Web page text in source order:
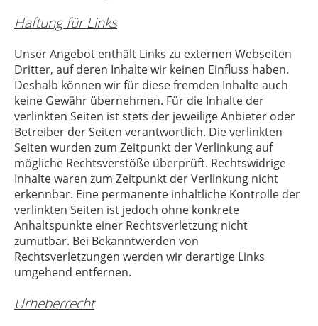
Haftung für Links
Unser Angebot enthält Links zu externen Webseiten
Dritter, auf deren Inhalte wir keinen Einfluss haben.
Deshalb können wir für diese fremden Inhalte auch
keine Gewähr übernehmen. Für die Inhalte der
verlinkten Seiten ist stets der jeweilige Anbieter oder
Betreiber der Seiten verantwortlich. Die verlinkten
Seiten wurden zum Zeitpunkt der Verlinkung auf
mögliche Rechtsverstöße überprüft. Rechtswidrige
Inhalte waren zum Zeitpunkt der Verlinkung nicht
erkennbar. Eine permanente inhaltliche Kontrolle der
verlinkten Seiten ist jedoch ohne konkrete
Anhaltspunkte einer Rechtsverletzung nicht
zumutbar. Bei Bekanntwerden von
Rechtsverletzungen werden wir derartige Links
umgehend entfernen.
Urheberrecht